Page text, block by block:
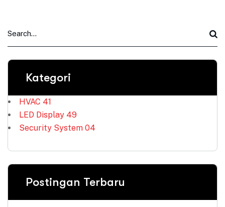
Kategori
HVAC 41
LED Display 49
Security System 04
Postingan Terbaru